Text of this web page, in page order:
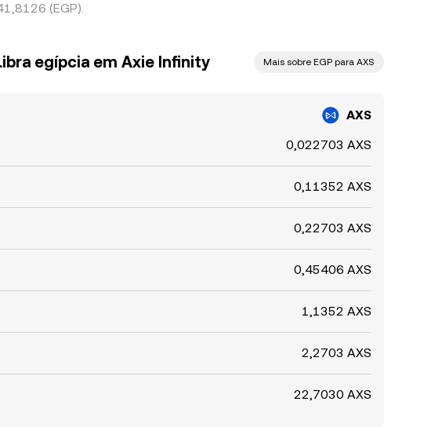
(EGP).
egípcia em Axie Infinity Mais sobre EGP para AXS
AXS
0,022703 AXS
0,11352 AXS
0,22703 AXS
0,45406 AXS
1,1352 AXS
2,2703 AXS
22,7030 AXS